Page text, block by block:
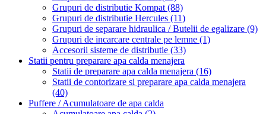
Grupuri de distributie Kompat (88)
Grupuri de distributie Hercules (11)
Grupuri de separare hidraulica / Butelii de egalizare (9)
Grupuri de incarcare centrale pe lemne (1)
Accesorii sisteme de distributie (33)
Statii pentru preparare apa calda menajera
Statii de preparare apa calda menajera (16)
Statii de contorizare si preparare apa calda menajera
(40)
Puffere / Acumulatoare de apa calda